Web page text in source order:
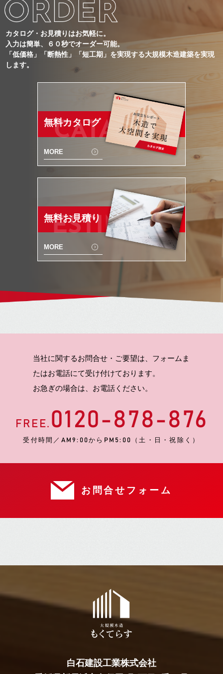
カタログ・お見積りはお気軽に。
入力は簡単、６０秒でオーダー可能。
「低価格」「断熱性」「短工期」を実現する大規模木造建築を実現
します。
CATALOG
無料カタログ
MORE
ESTIMATE
無料お見積り
MORE
当社に関するお問合せ・ご要望は、フォームま
たはお電話にて受け付けております。
お急ぎの場合は、お電話ください。
FREE. 0120-878-876
受付時間／AM9:00からPM5:00（土・日・祝除く）
お問合せフォーム
白石建設工業株式会社